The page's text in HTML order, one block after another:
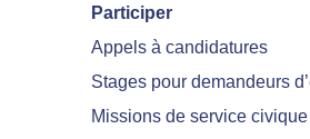
Participer
Appels à candidatures
Stages pour demandeurs
Missions de service civique